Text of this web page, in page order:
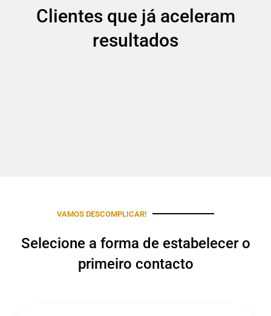
Clientes que já aceleram
resultados
VAMOS DESCOMPLICAR!
Selecione a forma de estabelecer o
primeiro contacto